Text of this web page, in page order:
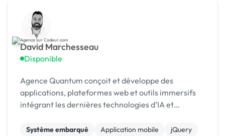
David Marchesseau
Disponible
Agence Quantum conçoit et développe des
applications, plateformes web et outils immersifs
intégrant les dernières technologies d’IA et
et startups de l
Système embarqué Application mobile
jQuery